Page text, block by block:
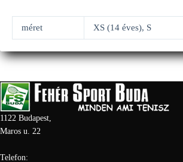
méret XS (14 éves), S
1122 Budapest,
Maros u. 22
Telefon: